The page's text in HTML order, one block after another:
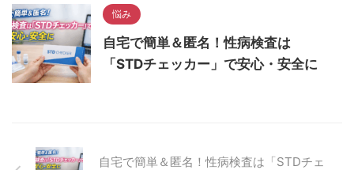
悩み
自宅で簡単＆匿名！性病検査は
「STDチェッカー」で安心・安全に
自宅で簡単＆匿名！性病検査は「STDチェ